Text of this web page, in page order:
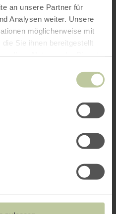
an unsere Partner für
Analysen weiter. Unsere
möglicherweise mit
Sie ihnen bereitgestellt